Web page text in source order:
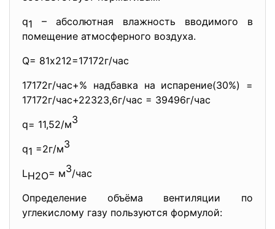
q1 – абсолютная влажность вводимого в
помещение атмосферного воздуха.
Q= 81х212=17172г/час
17172г/час+% надбавка на испарение(30%) =
17172г/час+22323,6г/час = 39496г/час
q= 11,52/м3
q1 =2г/м3
LH2O= м3/час
Определение объёма вентиляции по
углекислому газу пользуются формулой: